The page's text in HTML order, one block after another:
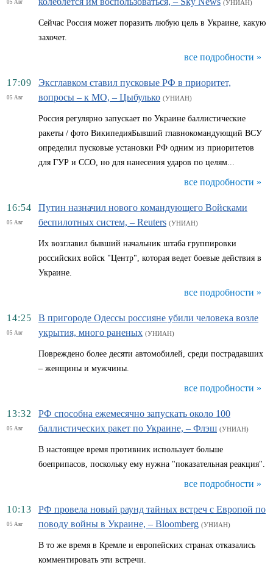
05 Авг (УНИАН)
Сейчас Россия может поразить любую цель в Украине, какую
захочет.
все подробности »
17:09
05 Авг
Эксглавком ставил пусковые РФ в приоритет,
вопросы – к МО, – Цыбулько (УНИАН)
Россия регулярно запускает по Украине баллистические
ракеты / фото ВикипедияБывший главнокомандующий ВСУ
определил пусковые установки РФ одним из приоритетов
для ГУР и ССО, но для нанесения ударов по целям...
все подробности »
16:54
05 Авг
Путин назначил нового командующего Войсками
беспилотных систем, – Reuters (УНИАН)
Их возглавил бывший начальник штаба группировки
российских войск "Центр", которая ведет боевые действия в
Украине.
все подробности »
14:25
05 Авг
В пригороде Одессы россияне убили человека возле
укрытия, много раненых (УНИАН)
Повреждено более десяти автомобилей, среди пострадавших
– женщины и мужчины.
все подробности »
13:32
05 Авг
РФ способна ежемесячно запускать около 100
баллистических ракет по Украине, – Флэш (УНИАН)
В настоящее время противник использует больше
боеприпасов, поскольку ему нужна "показательная реакция".
все подробности »
10:13
05 Авг
РФ провела новый раунд тайных встреч с Европой по
поводу войны в Украине, – Bloomberg (УНИАН)
В то же время в Кремле и европейских странах отказались
комментировать эти встречи.